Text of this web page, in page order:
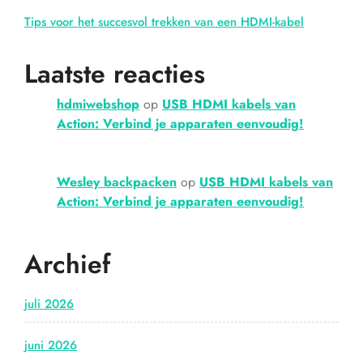
Tips voor het succesvol trekken van een HDMI-kabel
Laatste reacties
hdmiwebshop op USB HDMI kabels van
Action: Verbind je apparaten eenvoudig!
Wesley backpacken op USB HDMI kabels van
Action: Verbind je apparaten eenvoudig!
Archief
juli 2026
juni 2026